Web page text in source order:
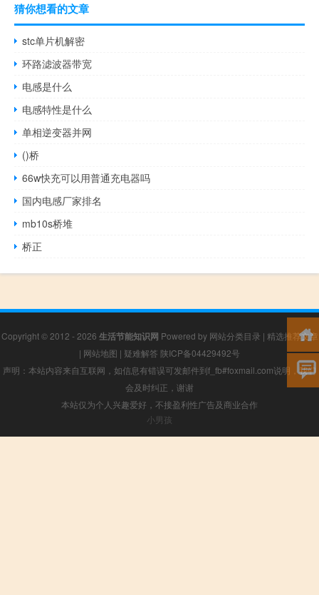
猜你想看的文章
stc单片机解密
环路滤波器带宽
电感是什么
电感特性是什么
单相逆变器并网
()桥
66w快充可以用普通充电器吗
国内电感厂家排名
mb10s桥堆
桥正
Copyright © 2012 - 2026 生活节能知识网 Powered by 网站分类目录 | 精选推荐文章
| 网站地图 | 疑难解答 陕ICP备04429492号
声明：本站内容来自互联网，如信息有错误可发邮件到f_fb#foxmail.com说明，我们
会及时纠正，谢谢
本站仅为个人兴趣爱好，不接盈利性广告及商业合作
小男孩